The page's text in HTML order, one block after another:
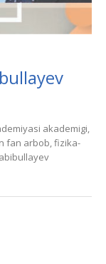
akademigi,
fan arbob, fizika-